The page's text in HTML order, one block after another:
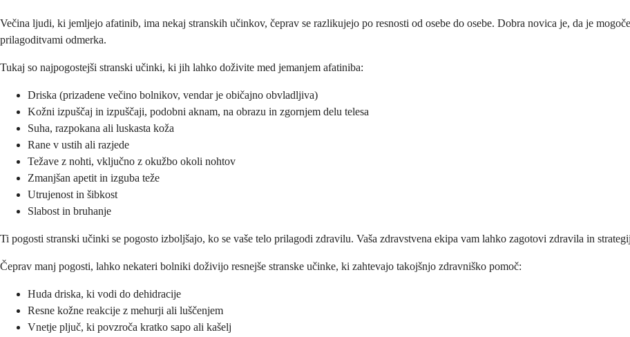
Večina ljudi, ki jemljejo afatinib, ima nekaj stranskih učinkov, čeprav se razlikujejo po resnosti od osebe do osebe. Dobra novica je, da je
prilagoditvami odmerka.
Tukaj so najpogostejši stranski učinki, ki jih lahko doživite med jemanjem afatiniba:
Driska (prizadene večino bolnikov, vendar je običajno obvladljiva)
Kožni izpuščaj in izpuščaji, podobni aknam, na obrazu in zgornjem delu telesa
Suha, razpokana ali luskasta koža
Rane v ustih ali razjede
Težave z nohti, vključno z okužbo okoli nohtov
Zmanjšan apetit in izguba teže
Utrujenost in šibkost
Slabost in bruhanje
Ti pogosti stranski učinki se pogosto izboljšajo, ko se vaše telo prilagodi zdravilu. Vaša zdravstvena ekipa vam lahko zagotovi zdravila in
Čeprav manj pogosti, lahko nekateri bolniki doživijo resnejše stranske učinke, ki zahtevajo takojšnjo zdravniško pomoč:
Huda driska, ki vodi do dehidracije
Resne kožne reakcije z mehurji ali luščenjem
Vnetje pljuč, ki povzroča kratko sapo ali kašelj